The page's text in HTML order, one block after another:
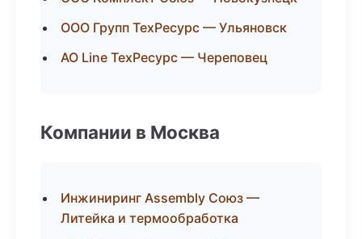
ООО Групп ТехРесурс — Ульяновск
АО Line ТехРесурс — Череповец
Компании в Москва
Инжиниринг Assembly Союз —
Литейка и термообработка